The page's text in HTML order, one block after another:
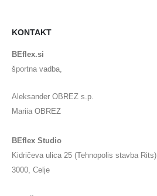
KONTAKT
BEflex.si
športna vadba,
Aleksander OBREZ s.p.
Mariia OBREZ
BEflex Studio
Kidričeva ulica 25 (Tehnopolis stavba Rits)
3000, Celje